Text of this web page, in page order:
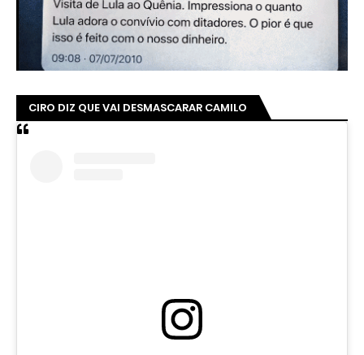
CIRO DIZ QUE VAI DESMASCARAR CAMILO